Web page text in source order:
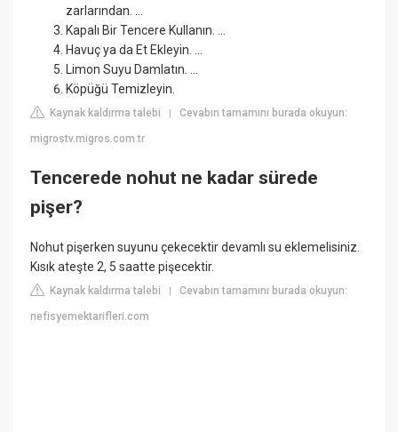
zarlarından. ...
Kapalı Bir Tencere Kullanın. ...
Havuç ya da Et Ekleyin. ...
Limon Suyu Damlatın. ...
Köpüğü Temizleyin.
Kaynak kaldırma talebi |Cevabın tamamını burada okuyun:
migrostv.migros.com.tr
Tencerede nohut ne kadar sürede
pişer?
Nohut pişerken suyunu çekecektir devamlı su eklemelisiniz.
Kısık ateşte 2, 5 saatte pişecektir.
Kaynak kaldırma talebi |Cevabın tamamını burada okuyun:
nefisyemektarifleri.com